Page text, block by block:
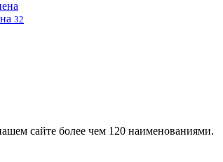
32
сайте более чем 120 наименованиями.